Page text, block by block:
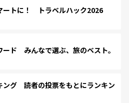
ートに！ トラベルハック2026
ード みんなで選ぶ、旅のベスト。
ング 読者の投票をもとにランキン